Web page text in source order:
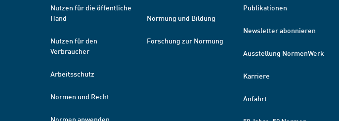
Nutzen für die öffentliche
Hand
Nutzen für den
Verbraucher
Arbeitsschutz
Normen und Recht
Normen anwenden
Normung und Bildung
Forschung zur Normung
Publikationen
Newsletter abonnieren
Ausstellung NormenWerk
Karriere
Anfahrt